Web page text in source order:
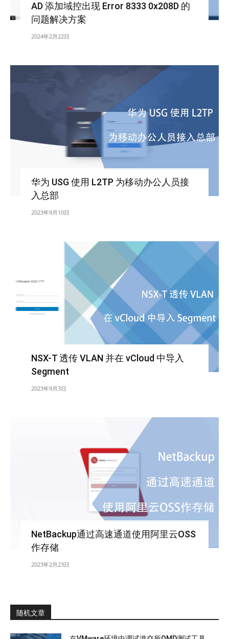
AD 添加域控出现 Error 8333 0x208D 的
问题解决方案
2024年2月22日
华为 USG 使用 L2TP 为移动办公人员接
入总部
2023年9月10日
NSX-T 透传 VLAN 并在 vCloud 中导入
Segment
2023年9月3日
NetBackup通过高速通道使用阿里云OSS
作存储
2023年2月23日
随机文章